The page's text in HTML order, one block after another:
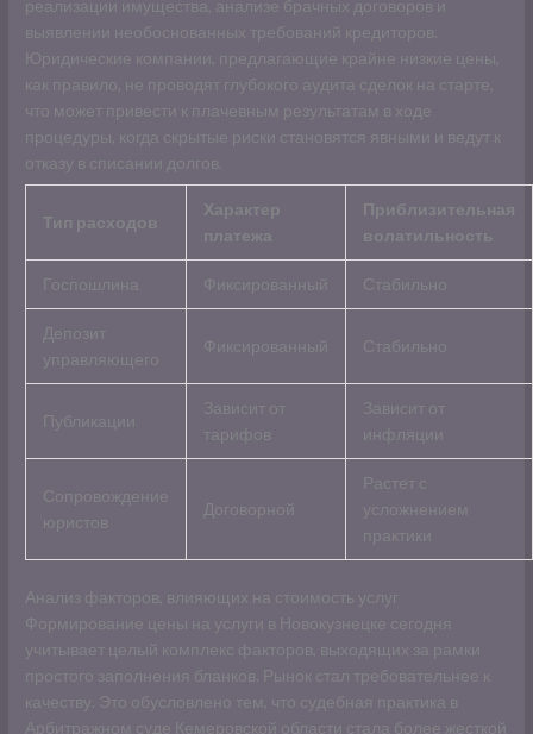
реализации имущества, анализе брачных договоров и
выявлении необоснованных требований кредиторов.
Юридические компании, предлагающие крайне низкие цены,
как правило, не проводят глубокого аудита сделок на старте,
что может привести к плачевным результатам в ходе
процедуры, когда скрытые риски становятся явными и ведут к
отказу в списании долгов.
Тип расходов
Характер
платежа
Приблизительная
волатильность
Госпошлина Фиксированный Стабильно
Депозит
управляющего
Фиксированный Стабильно
Публикации
Зависит от
тарифов
Зависит от
инфляции
Сопровождение
юристов
Договорной
Растет с
усложнением
практики
Анализ факторов, влияющих на стоимость услуг
Формирование цены на услуги в Новокузнецке сегодня
учитывает целый комплекс факторов, выходящих за рамки
простого заполнения бланков. Рынок стал требовательнее к
качеству. Это обусловлено тем, что судебная практика в
Арбитражном суде Кемеровской области стала более жесткой